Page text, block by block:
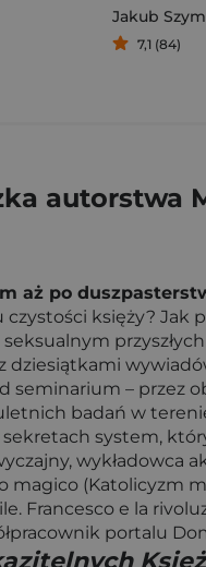
Jakub
7,1 (84)
autorstwa
aż po
czystości księży?
– przez
badań w
system,
wykładowca
(Katolicyzm
Francesco e la
portalu